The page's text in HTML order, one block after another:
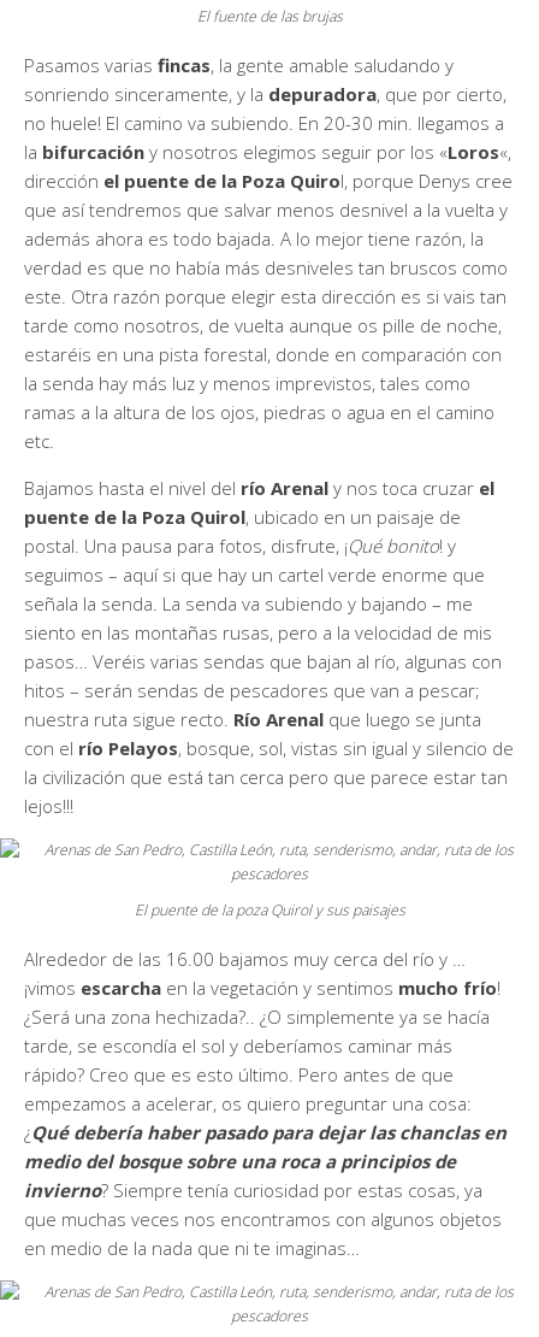
El fuente de las brujas
Pasamos varias fincas, la gente amable saludando y
sonriendo sinceramente, y la depuradora, que por cierto,
no huele! El camino va subiendo. En 20-30 min. llegamos a
la bifurcación y nosotros elegimos seguir por los «Loros«,
dirección el puente de la Poza Quirol, porque Denys cree
que así tendremos que salvar menos desnivel a la vuelta y
además ahora es todo bajada. A lo mejor tiene razón, la
verdad es que no había más desniveles tan bruscos como
este. Otra razón porque elegir esta dirección es si vais tan
tarde como nosotros, de vuelta aunque os pille de noche,
estaréis en una pista forestal, donde en comparación con
la senda hay más luz y menos imprevistos, tales como
ramas a la altura de los ojos, piedras o agua en el camino
etc.
Bajamos hasta el nivel del río Arenal y nos toca cruzar el
puente de la Poza Quirol, ubicado en un paisaje de
postal. Una pausa para fotos, disfrute, ¡Qué bonito! y
seguimos – aquí si que hay un cartel verde enorme que
señala la senda. La senda va subiendo y bajando – me
siento en las montañas rusas, pero a la velocidad de mis
pasos… Veréis varias sendas que bajan al río, algunas con
hitos – serán sendas de pescadores que van a pescar;
nuestra ruta sigue recto. Río Arenal que luego se junta
con el río Pelayos, bosque, sol, vistas sin igual y silencio de
la civilización que está tan cerca pero que parece estar tan
lejos!!!
El puente de la poza Quirol y sus paisajes
Alrededor de las 16.00 bajamos muy cerca del río y …
¡vimos escarcha en la vegetación y sentimos mucho frío!
¿Será una zona hechizada?.. ¿O simplemente ya se hacía
tarde, se escondía el sol y deberíamos caminar más
rápido? Creo que es esto último. Pero antes de que
empezamos a acelerar, os quiero preguntar una cosa:
¿Qué debería haber pasado para dejar las chanclas en
medio del bosque sobre una roca a principios de
invierno? Siempre tenía curiosidad por estas cosas, ya
que muchas veces nos encontramos con algunos objetos
en medio de la nada que ni te imaginas…